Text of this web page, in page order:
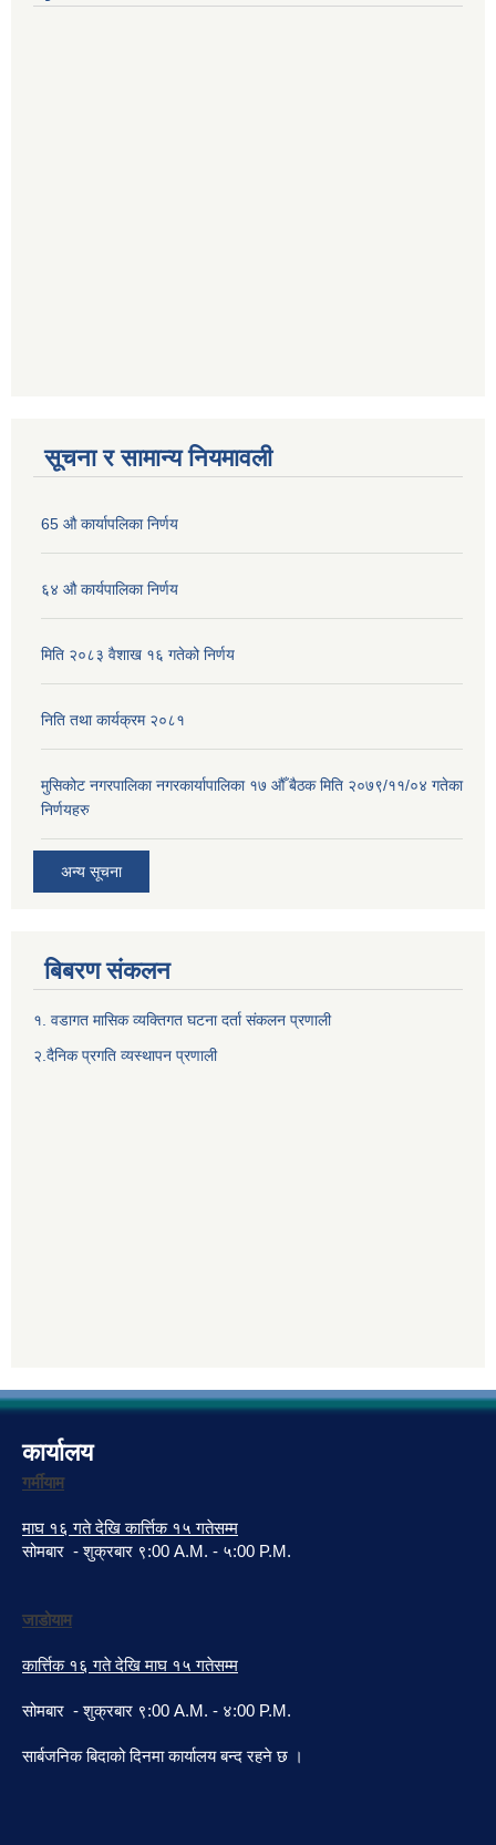
सूचना र सामान्य नियमावली
65 औ कार्यापलिका निर्णय
६४ औ कार्यपालिका निर्णय
मिति २०८३ वैशाख १६ गतेको निर्णय
निति तथा कार्यक्रम २०८१
मुसिकोट नगरपालिका नगरकार्यापालिका १७ औँ बैठक मिति २०७९/११/०४ गतेका
निर्णयहरु
अन्य सूचना
बिबरण संकलन
१. वडागत मासिक व्यक्तिगत घटना दर्ता संकलन प्रणाली
२.दैनिक प्रगति व्यस्थापन प्रणाली
कार्यालय
गर्मीयाम
माघ १६ गते देखि कार्त्तिक १५ गतेसम्म
सोमबार - शुक्रबार ९:00 A.M. - ५:00 P.M.
जाडोयाम
कार्त्तिक १६ गते देखि माघ १५ गतेसम्म
सोमबार - शुक्रबार ९:00 A.M. - ४:00 P.M.
सार्बजनिक बिदाको दिनमा कार्यालय बन्द रहने छ ।